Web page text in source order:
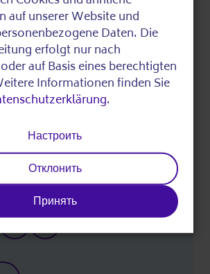
бесплатное.
auf unserer Website und
Daten. Die
erfolgt nur nach
auf Basis eines berechtigten
Informationen finden Sie
.
Настроить
Отклонить
Принять